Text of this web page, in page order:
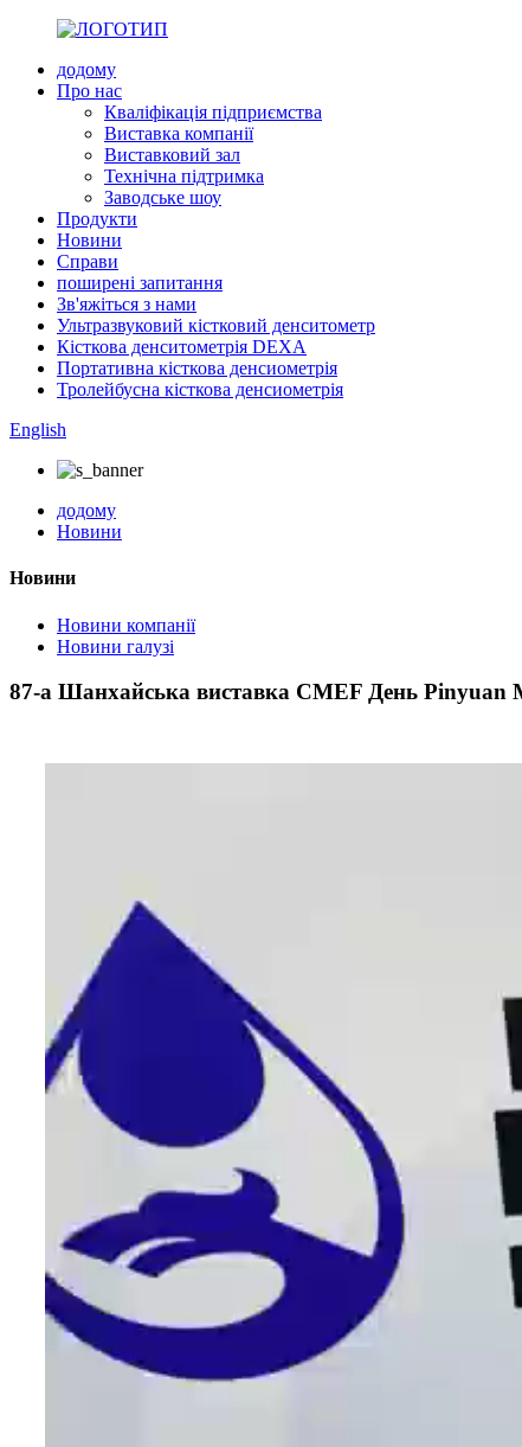
додому
Про нас
Кваліфікація підприємства
Виставка компанії
Виставковий зал
Технічна підтримка
Заводське шоу
Продукти
Новини
Справи
поширені запитання
Зв'яжіться з нами
Ультразвуковий кістковий денситометр
Кісткова денситометрія DEXA
Портативна кісткова денсиометрія
Тролейбусна кісткова денсиометрія
English
додому
Новини
Новини
Новини компанії
Новини галузі
87-а Шанхайська виставка CMEF День Pinyuan